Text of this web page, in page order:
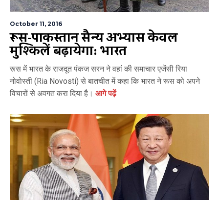
October 11, 2016
रूस-पाकिस्तान सैन्य अभ्यास केवल
मुश्किलें बढ़ायेगा: भारत
रूस में भारत के राजदूत पंकज सरन ने वहां की समाचार एजेंसी रिया
नोवोस्ती (Ria Novosti) से बातचीत में कहा कि भारत ने रूस को अपने
विचारों से अवगत करा दिया है। आगे पढ़ें